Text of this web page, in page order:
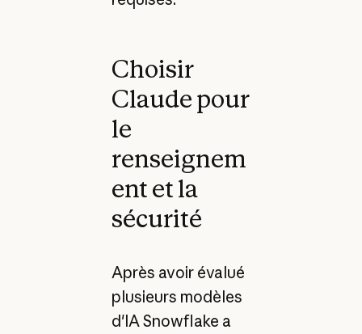
Choisir
Claude pour
le
renseignem
ent et la
sécurité
Après avoir évalué
plusieurs modèles
d'IA Snowflake a